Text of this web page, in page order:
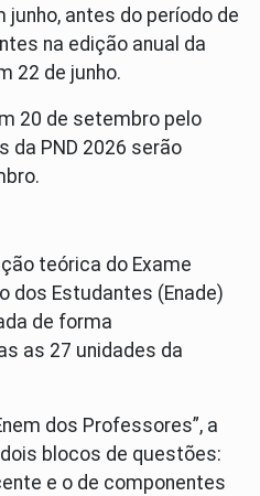
junho, antes do período de
na edição anual da
22 de junho.
20 de setembro pelo
da PND 2026 serão
teórica do Exame
dos Estudantes (Enade)
de forma
as 27 unidades da
dos Professores”, a
blocos de questões:
e o de componentes